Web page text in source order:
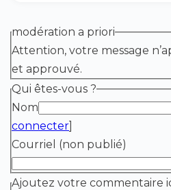
modération a priori
Attention, votre message
et approuvé.
Qui êtes-vous ?
Nom
connecter]
Courriel (non publié)
Ajoutez votre commentaire